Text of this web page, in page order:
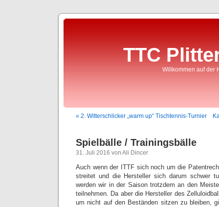
TTC
Willkommen auf der
« 2. Witterschlicker „warm up“ Tischtennis-Turnier
Spielbälle / Trainingsbälle
31. Juli 2016 von Ali Dincer
Auch wenn der ITTF sich noch um die
streitet und die Hersteller sich darum schwer
werden wir in der Saison trotzdem an den
teilnehmen. Da aber die Hersteller des
um nicht auf den Beständen sitzen zu bleiben,